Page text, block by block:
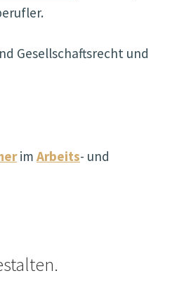
Gesellschaftsrecht und
imArbeits- und